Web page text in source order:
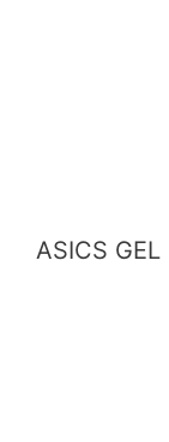
ASICS